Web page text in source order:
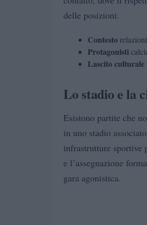
delle posizioni.
Contesto
Protagonisti
Lascito culturale
Lo stadio e la
Esistono partite che
in uno stadio
infrastrutture sportive
e l’assegnazione
gara agonistica.